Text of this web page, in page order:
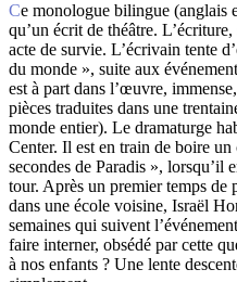
Ce monologue bilingue (anglais et français) est plus un témoignage
qu’un écrit de théâtre.
acte de survie. L’écrivain tente
du monde », suite aux
est à part dans l’œuvre,
pièces traduites dans une
monde entier). Le dramaturge
Center. Il est en train de boire
secondes de Paradis », lorsqu’il
tour. Après un premier temps de
dans une école voisine, Israël
semaines qui suivent
faire interner, obsédé par cette
à nos enfants ? Une lente